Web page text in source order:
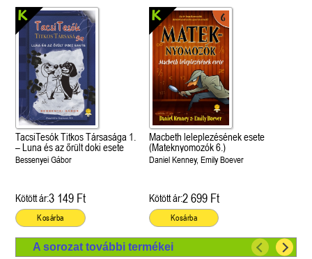
TacsiTesók Titkos Társasága 1.
– Luna és az őrült doki esete
Bessenyei Gábor
Kötött ár:3 149 Ft
Kosárba
Macbeth leleplezésének esete
(Mateknyomozók 6.)
Daniel Kenney, Emily Boever
Kötött ár:2 699 Ft
Kosárba
A sorozat további termékei